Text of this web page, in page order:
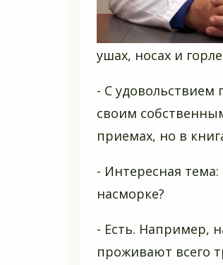
ушах, носах и
- С удовольствием
своим
приемах, но в
- Интересная
насморке?
- Есть. Например,
проживают всего